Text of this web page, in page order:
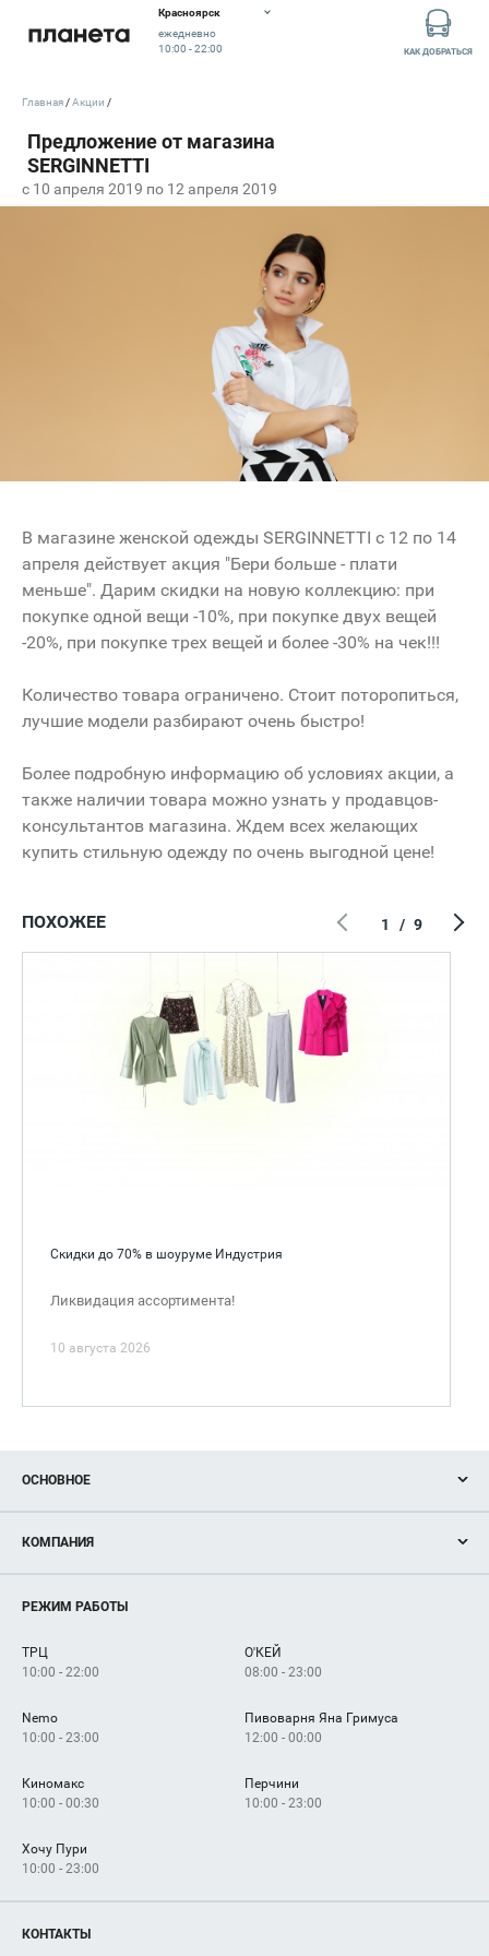
Красноярск
ежедневно
10:00 - 22:00
КАК ДОБРАТЬСЯ
c 10 апреля 2019 по 12 апреля 2019
Главная Акции
В магазине женской одежды SERGINNETTI с 12 по 14
апреля действует акция "Бери больше - плати
меньше". Дарим скидки на новую коллекцию: при
покупке одной вещи -10%, при покупке двух вещей
-20%, при покупке трех вещей и более -30% на чек!!!
Количество товара ограничено. Стоит поторопиться,
лучшие модели разбирают очень быстро!
Более подробную информацию об условиях акции, а
также наличии товара можно узнать у продавцов-
консультантов магазина. Ждем всех желающих
купить стильную одежду по очень выгодной цене!
ПОХОЖЕЕ
Скидки до 70% в шоуруме Индустрия
Ликвидация ассортимента!
10 августа 2026
1 / 9
ОСНОВНОЕ
Новости
Магазины
Услуги
КОМПАНИЯ
Рекламодателям
Как добраться
РЕЖИМ РАБОТЫ
ТРЦ
10:00 - 22:00
О'КЕЙ
08:00 - 23:00
Nemo
10:00 - 23:00
Пивоварня Яна Гримуса
12:00 - 00:00
Киномакс
10:00 - 00:30
Перчини
10:00 - 23:00
Хочу Пури
10:00 - 23:00
КОНТАКТЫ